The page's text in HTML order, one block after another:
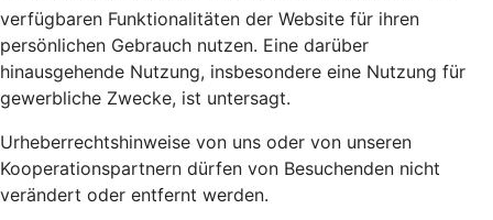
verfügbaren Funktionalitäten der Website für ihren
persönlichen Gebrauch nutzen. Eine darüber
hinausgehende Nutzung, insbesondere eine Nutzung für
gewerbliche Zwecke, ist untersagt.
Urheberrechtshinweise von uns oder von unseren
Kooperationspartnern dürfen von Besuchenden nicht
verändert oder entfernt werden.